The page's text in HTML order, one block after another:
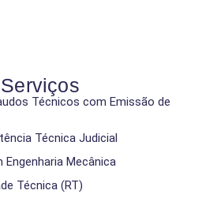
Serviços
Técnicos com Emissão de
Técnica Judicial
Mecânica
Técnica (RT)